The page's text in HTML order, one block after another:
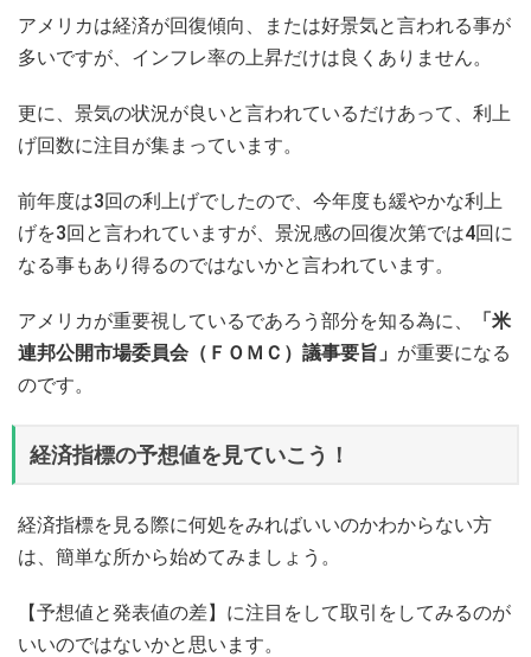
アメリカは経済が回復傾向、または好景気と言われる事が
多いですが、インフレ率の上昇だけは良くありません。
更に、景気の状況が良いと言われているだけあって、利上
げ回数に注目が集まっています。
前年度は3回の利上げでしたので、今年度も緩やかな利上
げを3回と言われていますが、景況感の回復次第では4回に
なる事もあり得るのではないかと言われています。
アメリカが重要視しているであろう部分を知る為に、
「米
連邦公開市場委員会（ＦＯＭＣ）議事要旨」 が重要になる
のです。
経済指標の予想値を見ていこう！
経済指標を見る際に何処をみればいいのかわからない方
は、簡単な所から始めてみましょう。
【予想値と発表値の差】に注目をして取引をしてみるのが
いいのではないかと思います。